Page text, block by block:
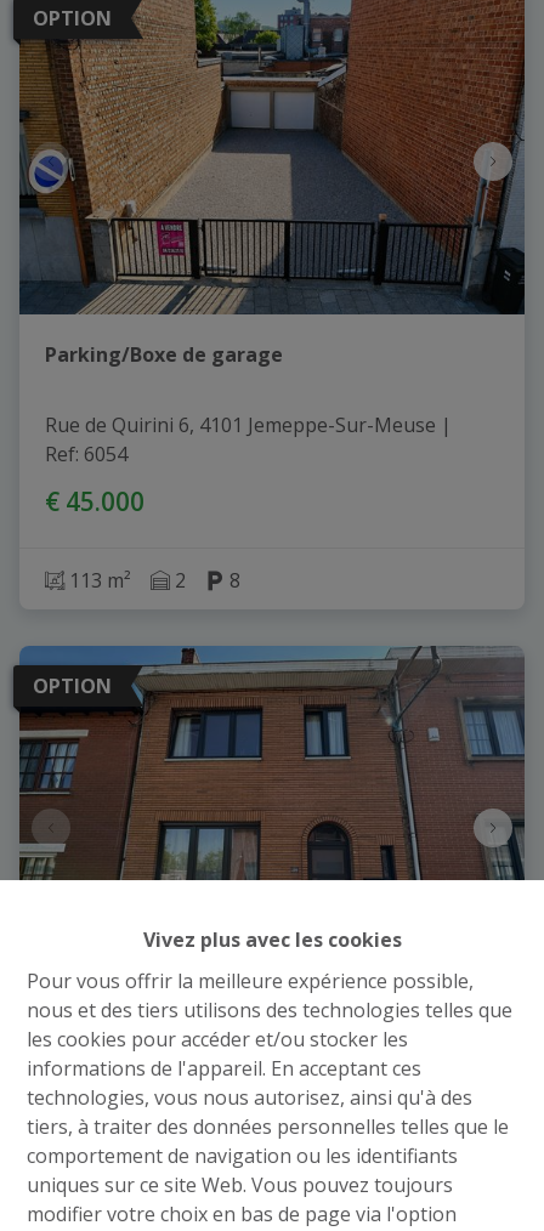
Vivez plus avec les cookies
Pour vous offrir la meilleure expérience possible,
nous et des tiers utilisons des technologies telles que
les cookies pour accéder et/ou stocker les
informations de l'appareil. En acceptant ces
technologies, vous nous autorisez, ainsi qu'à des
tiers, à traiter des données personnelles telles que le
comportement de navigation ou les identifiants
uniques sur ce site Web. Vous pouvez toujours
modifier votre choix en bas de page via l'option
OPTION
Parking/Boxe de garage
Rue de Quirini 6, 4101 Jemeppe-Sur-Meuse |
Ref: 6054
€ 45.000
113 m² 2 8
OPTION
MAISON 2CH - TERRASSE - JARDIN - PEB C
Rue Bois-de-Mont 299, 4101 Jemeppe-Sur-Meuse
|Ref : 5837
€ 229.000